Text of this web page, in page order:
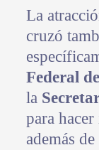
La
cruzó
Federal
la
para
además